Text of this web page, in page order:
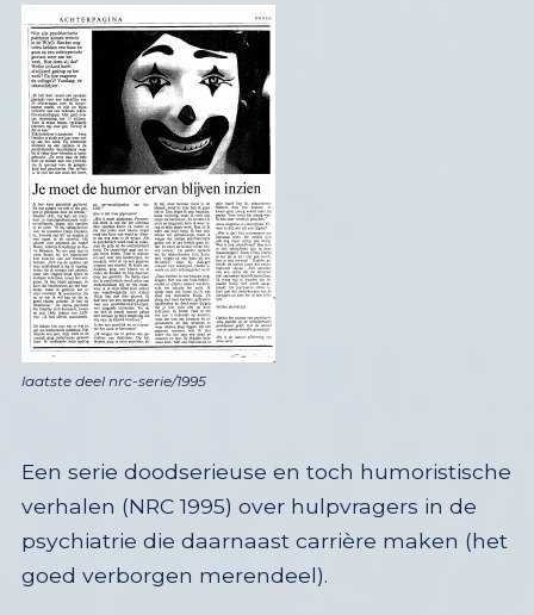
laatste deel nrc-serie/1995
Een serie doodserieuse en toch humoristische
verhalen (NRC 1995) over hulpvragers in de
psychiatrie die daarnaast carrière maken (het
goed verborgen merendeel).